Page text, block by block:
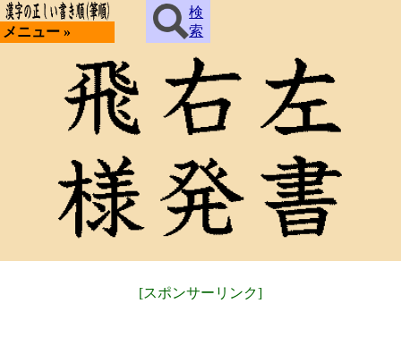
メニュー »
検
索
[スポンサーリンク]